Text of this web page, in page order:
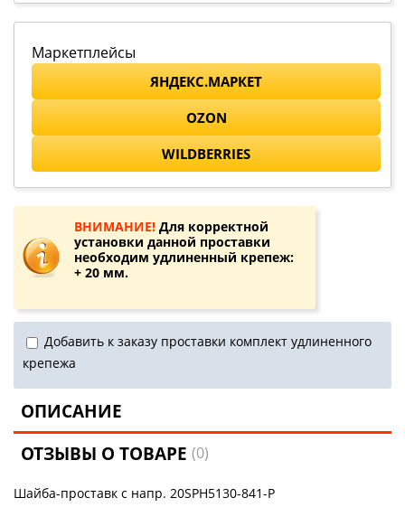
Маркетплейсы
ЯНДЕКС.МАРКЕТ
OZON
WILDBERRIES
ВНИМАНИЕ! Для корректной
установки данной проставки
необходим удлиненный крепеж:
+ 20 мм.
Добавить к заказу проставки комплект удлиненного
крепежа
ОПИСАНИЕ
ОТЗЫВЫ О ТОВАРЕ(0)
Шайба-проставк с напр. 20SPH5130-841-P